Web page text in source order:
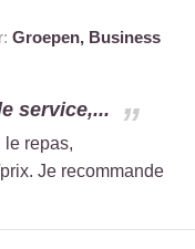
Groepen, Business
service,...
le repas,
Je recommande